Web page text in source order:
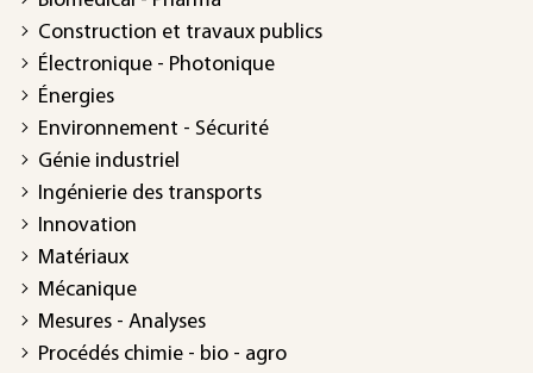
Construction et travaux publics
Électronique - Photonique
Énergies
Environnement - Sécurité
Génie industriel
Ingénierie des transports
Innovation
Matériaux
Mécanique
Mesures - Analyses
Procédés chimie - bio - agro